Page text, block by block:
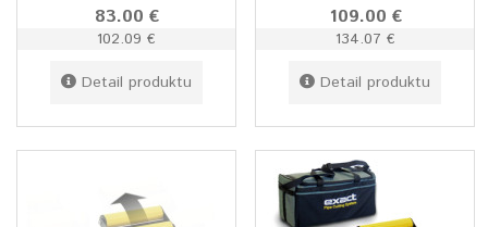
83.00 €
102.09 €
Detail produktu
109.00 €
134.07 €
Detail produktu